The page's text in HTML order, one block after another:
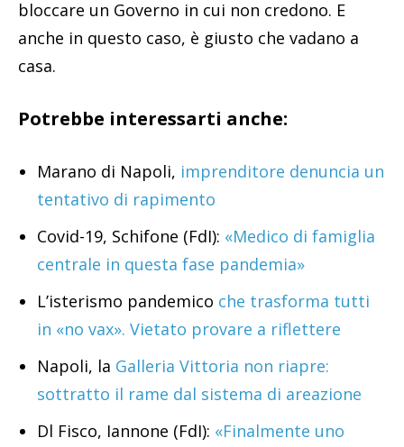
bloccare un Governo in cui non credono. E
anche in questo caso, è giusto che vadano a
casa.
Potrebbe interessarti anche:
Marano di Napoli, imprenditore denuncia un
tentativo di rapimento
Covid-19, Schifone (FdI): «Medico di famiglia
centrale in questa fase pandemia»
L’isterismo pandemico che trasforma tutti
in «no vax». Vietato provare a riflettere
Napoli, la Galleria Vittoria non riapre:
sottratto il rame dal sistema di areazione
Dl Fisco, Iannone (FdI): «Finalmente uno